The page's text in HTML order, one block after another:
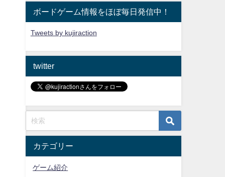
ボードゲーム情報をほぼ毎日発信中！
Tweets by kujiraction
twitter
カテゴリー
ゲーム紹介